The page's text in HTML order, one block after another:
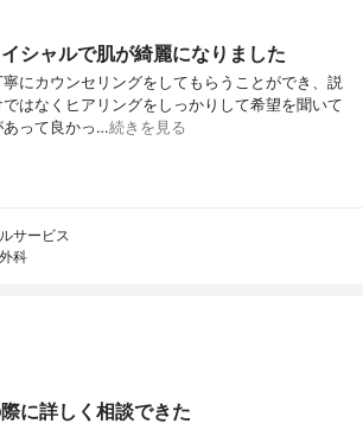
シャルで肌が綺麗になりました
にカウンセリングをしてもらうことができ、説
はなくヒアリングをしっかりして希望を聞いて
あって良かっ…続きを見る
サービス
科
に詳しく相談できた